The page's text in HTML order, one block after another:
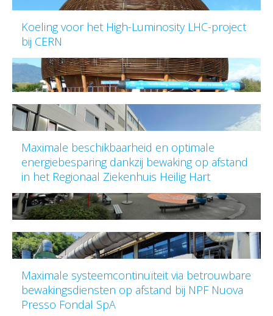
Koeling voor het High-Luminosity LHC-project
bij CERN
Maximale beschikbaarheid en optimale
energiebesparing dankzij bewaking op afstand
in het Regionaal Ziekenhuis Heilig Hart
Maximale systeemcontinuïteit via betrouwbare
bewakingsdiensten op afstand bij NPF Nuova
Presso Fondal SpA